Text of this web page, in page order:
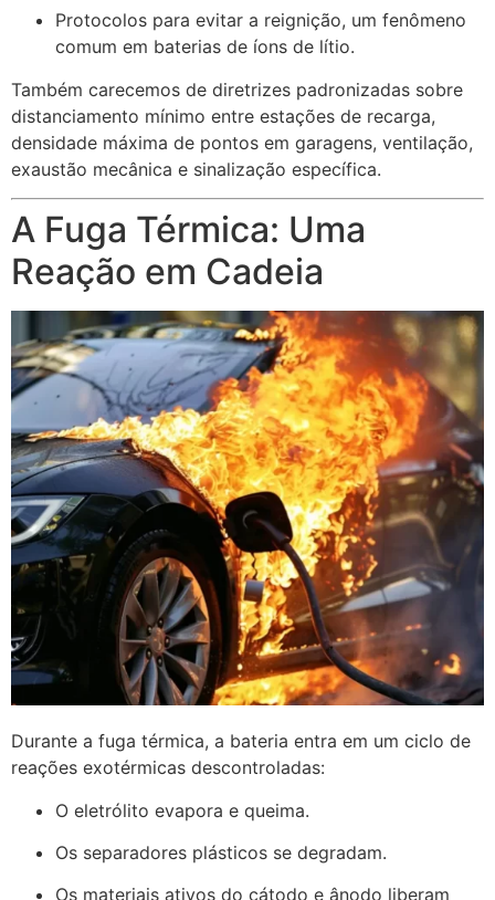
Protocolos para evitar a reignição, um fenômeno
comum em baterias de íons de lítio.
Também carecemos de diretrizes padronizadas sobre
distanciamento mínimo entre estações de recarga,
densidade máxima de pontos em garagens, ventilação,
exaustão mecânica e sinalização específica.
A Fuga Térmica: Uma
Reação em Cadeia
Durante a fuga térmica, a bateria entra em um ciclo de
reações exotérmicas descontroladas:
O eletrólito evapora e queima.
Os separadores plásticos se degradam.
Os materiais ativos do cátodo e ânodo liberam